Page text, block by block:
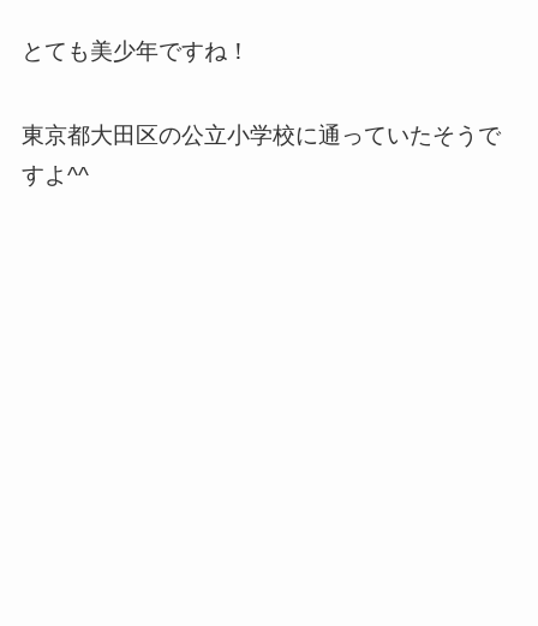
とても美少年ですね！
東京都大田区の公立小学校に通っていたそうで
すよ^^